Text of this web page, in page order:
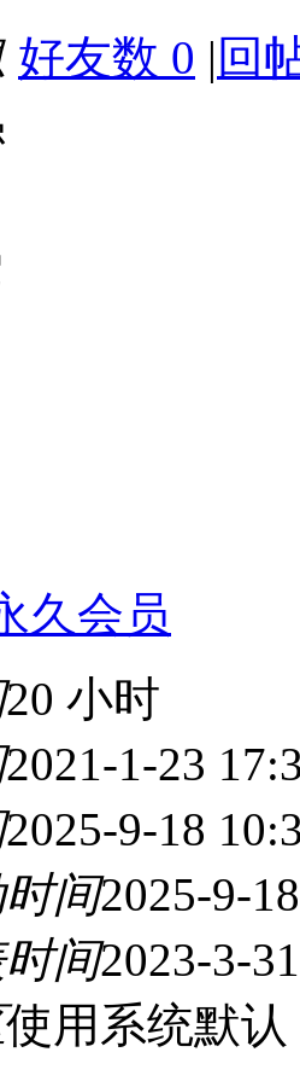
好友数 0 | 回
久会员
20 小时
2021-1-23
2025-9-18
时间2025-9-
时间2023-3-
使用系统默认